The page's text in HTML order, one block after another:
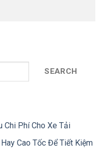
SEARCH
Chi Phí Cho Xe Tải
Cao Tốc Để Tiết Kiệm